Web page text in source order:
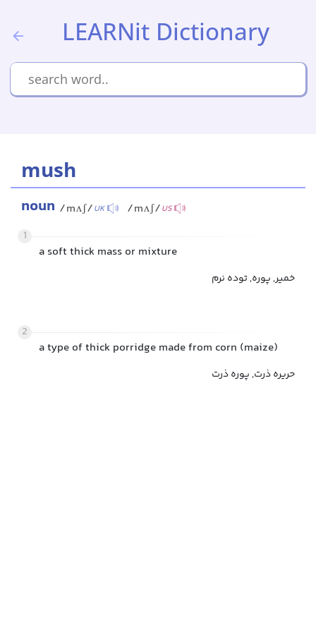
LEARNit Dictionary
mush
noun /mʌʃ/UK /mʌʃ/US
1
a soft thick mass or mixture
خمیر, پوره, توده نرم
2
a type of thick porridge made from corn (maize)
حریره ذرت, پوره ذرت